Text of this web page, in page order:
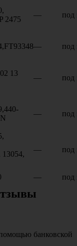
2475
— под
— под
13
— под
— под
13054,
— под
— под
банковской